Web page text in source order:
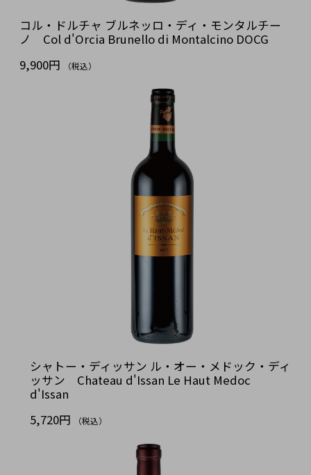
コル・ドルチャ ブルネッロ・ディ・モンタルチー
ノ Col d'Orcia Brunello di Montalcino DOCG
9,900円
（税込）
シャトー・ディッサン ル・オー・メドック・ディ
ッサン Chateau d'Issan Le Haut Medoc
d'Issan
5,720円
（税込）